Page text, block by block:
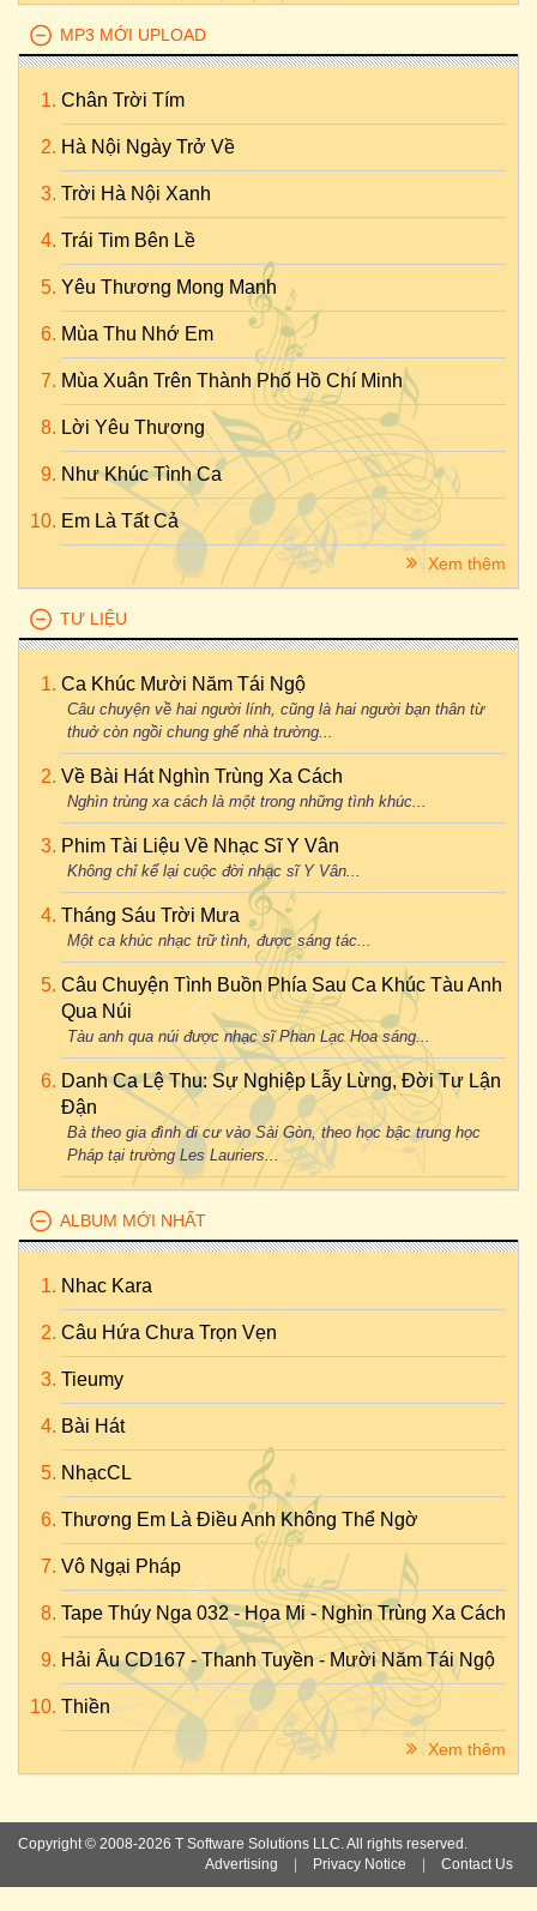
MP3 MỚI UPLOAD
Chân Trời Tím
Hà Nội Ngày Trở Về
Trời Hà Nội Xanh
Trái Tim Bên Lề
Yêu Thương Mong Manh
Mùa Thu Nhớ Em
Mùa Xuân Trên Thành Phố Hồ Chí Minh
Lời Yêu Thương
Như Khúc Tình Ca
Em Là Tất Cả
Xem thêm
TƯ LIỆU
Ca Khúc Mười Năm Tái Ngộ
Câu chuyện về hai người lính, cũng là hai người bạn thân từ
thuở còn ngồi chung ghế nhà trường...
Về Bài Hát Nghìn Trùng Xa Cách
Nghìn trùng xa cách là một trong những tình khúc...
Phim Tài Liệu Về Nhạc Sĩ Y Vân
Không chỉ kể lại cuộc đời nhạc sĩ Y Vân...
Tháng Sáu Trời Mưa
Một ca khúc nhạc trữ tình, được sáng tác...
Câu Chuyện Tình Buồn Phía Sau Ca Khúc Tàu Anh
Qua Núi
Tàu anh qua núi được nhạc sĩ Phan Lạc Hoa sáng...
Danh Ca Lệ Thu: Sự Nghiệp Lẫy Lừng, Đời Tư Lận
Đận
Bà theo gia đình di cư vào Sài Gòn, theo học bậc trung học
Pháp tại trường Les Lauriers...
ALBUM MỚI NHẤT
Nhac Kara
Câu Hứa Chưa Trọn Vẹn
Tieumy
Bài Hát
NhạcCL
Thương Em Là Điều Anh Không Thể Ngờ
Vô Ngại Pháp
Tape Thúy Nga 032 - Họa Mi - Nghìn Trùng Xa Cách
Hải Âu CD167 - Thanh Tuyền - Mười Năm Tái Ngộ
Thiền
Xem thêm
Copyright © 2008-2026 T Software Solutions LLC. All rights reserved.
Advertising
Privacy Notice Contact Us